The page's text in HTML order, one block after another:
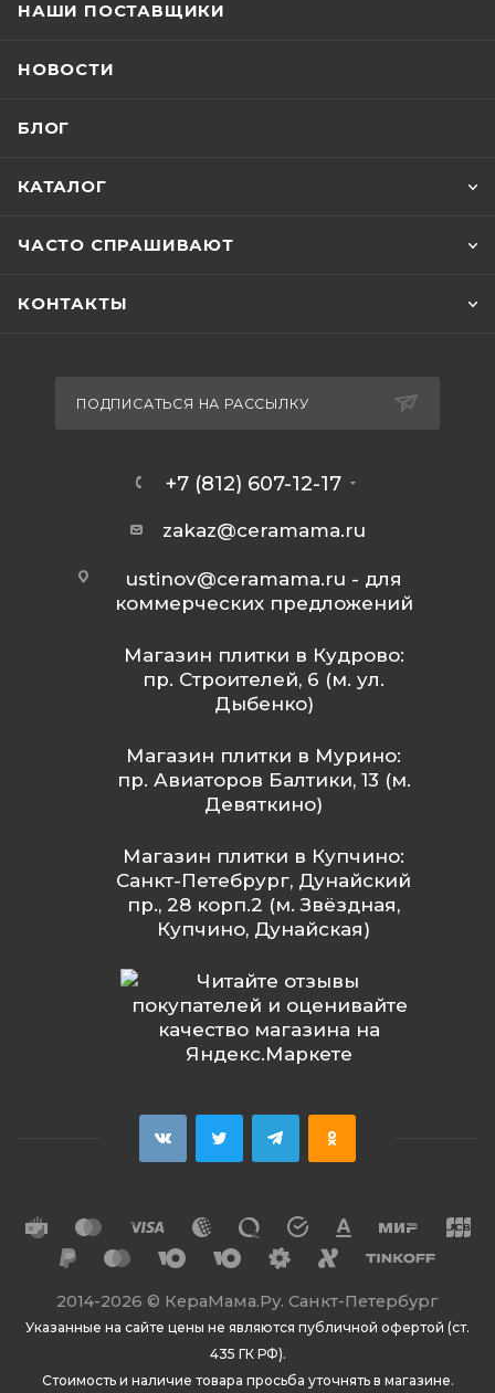
НАШИ ПОСТАВЩИКИ
НОВОСТИ
БЛОГ
КАТАЛОГ
ЧАСТО СПРАШИВАЮТ
КОНТАКТЫ
ПОДПИСАТЬСЯ НА РАССЫЛКУ
+7 (812) 607-12-17
zakaz@ceramama.ru
ustinov@ceramama.ru - для
коммерческих предложений
Магазин плитки в Кудрово:
пр. Строителей, 6 (м. ул.
Дыбенко)
Магазин плитки в Мурино:
пр. Авиаторов Балтики, 13 (м.
Девяткино)
Магазин плитки в Купчино:
Санкт-Петебрург, Дунайский
пр., 28 корп.2 (м. Звёздная,
Купчино, Дунайская)
2014-2026 © КераМама.Ру. Санкт-Петербург
Указанные на сайте цены не являются публичной офертой (ст.
435 ГК РФ).
Стоимость и наличие товара просьба уточнять в магазине.